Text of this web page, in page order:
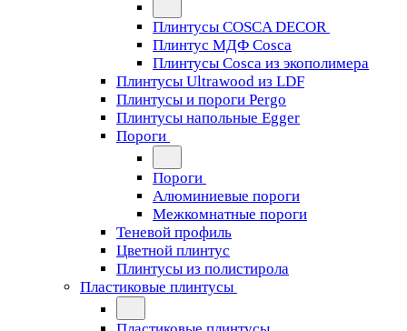
Плинтусы COSCA DECOR
Плинтус МДФ Cosca
Плинтусы Cosca из экополимера
Плинтусы Ultrawood из LDF
Плинтусы и пороги Pergo
Плинтусы напольные Egger
Пороги
Пороги
Алюминиевые пороги
Межкомнатные пороги
Теневой профиль
Цветной плинтус
Плинтусы из полистирола
Пластиковые плинтусы